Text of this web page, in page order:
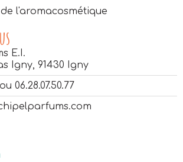
l'aromacosmétique
E.I.
Igny, 91430 Igny
06.28.07.50.77